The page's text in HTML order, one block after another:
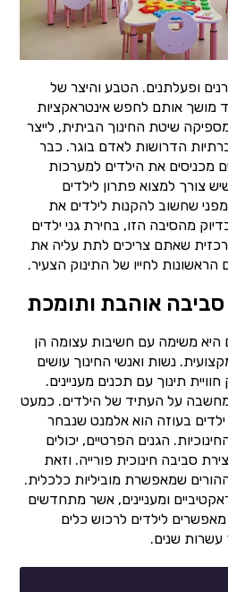
ופעלתנים. הטבע והיצר של
מושך אותם לחפש אינטראקציות
שיטת החינוך הביתית, לייצר
הדרושות לאדם בוגר. כבר
מכניסים את הילדים למערכות
צורך למצוא פתרון לילדים
שחשוב להקנות לילדים את
מהסיבה הזו, בחירת גני ילדים
שאתם צריכים לתת עליה את
לחייו של התינוק הצעיר.
סביבה אוהבת ותומכת
היא משימה עם חשיבות עצומה הן
נשות ואנשי החינוך עושים
תינוך עם תכנים מעניינים.
מחשבה על העתיד של הילדים. כמעט
בעוזה הוא אלמנט שנבחר
הגנים הפרטיים, יכולים
סביבה חינוכית פורייה. וזאת
שמאפשרת מוביליות כלכלית.
ומעניינים, אשר מתחדשים
לילדים לרכוש כלים
עשרות שנים.